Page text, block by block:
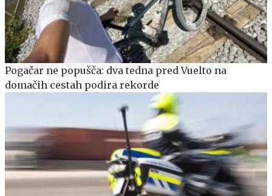
Pogačar ne popušča: dva tedna pred Vuelto na
domačih cestah podira rekorde